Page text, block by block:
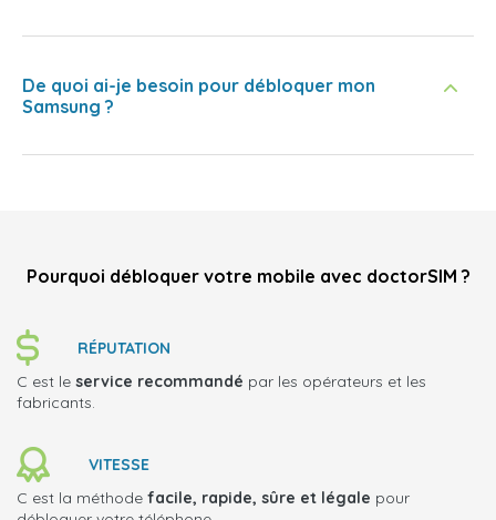
De quoi ai-je besoin pour débloquer mon
Samsung ?
Pourquoi débloquer votre mobile avec doctorSIM ?
RÉPUTATION
C est le service recommandé par les opérateurs et les
fabricants.
VITESSE
C est la méthode facile, rapide, sûre et légale pour